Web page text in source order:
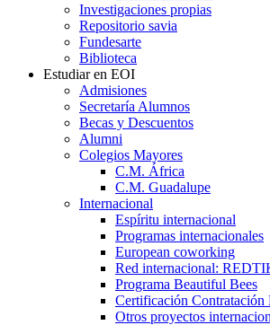
Investigaciones propias
Repositorio savia
Fundesarte
Biblioteca
Estudiar en EOI
Admisiones
Secretaría Alumnos
Becas y Descuentos
Alumni
Colegios Mayores
C.M. África
C.M. Guadalupe
Internacional
Espíritu internacional
Programas internacionales
European coworking
Red internacional:
Programa Beautiful Bees
Certificación Contratación
Otros proyectos